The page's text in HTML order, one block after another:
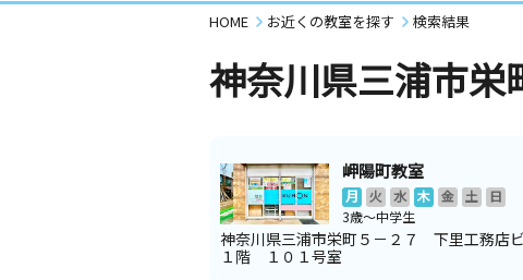
HOME お近くの教室を探す 検索結果
神奈川県三浦市栄
岬陽町教室
月 火 水 木 金 土
日
3歳～中学生
神奈川県三浦市栄町５－２７ 下里工務店
１階 １０１号室